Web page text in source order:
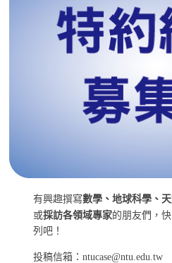
有興趣撰寫數學、地球科學、
或採訪各領域專家的朋友們，
列吧！
投稿信箱：ntucase@ntu.edu.tw